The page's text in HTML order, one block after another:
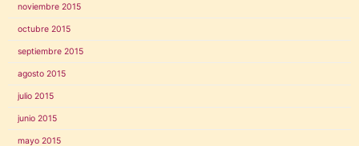
noviembre 2015
octubre 2015
septiembre 2015
agosto 2015
julio 2015
junio 2015
mayo 2015